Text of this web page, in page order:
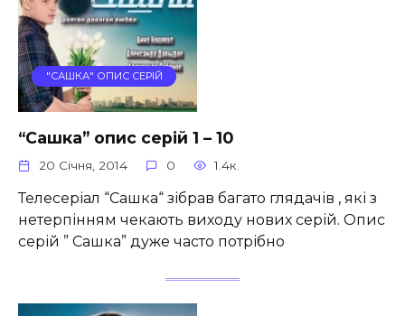
"САШКА" ОПИС СЕРІЙ
“Сашка” опис серій 1 – 10
20 Січня, 2014 0 1.4к.
Телесеріал “Сашка“ зібрав багато глядачів , які з
нетерпінням чекають виходу нових серій. Опис
серій ” Сашка” дуже часто потрібно